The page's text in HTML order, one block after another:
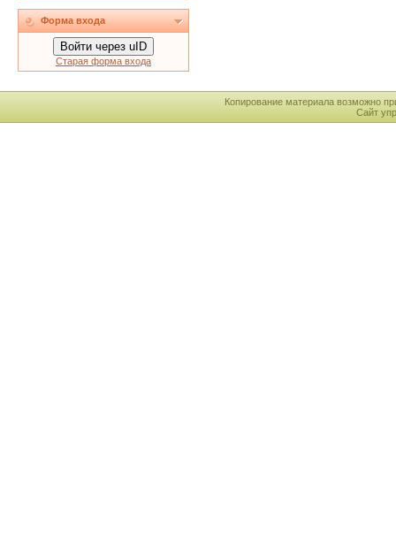
Форма входа
Войти через uID
Старая форма входа
Копирование материала возможно
Сайт